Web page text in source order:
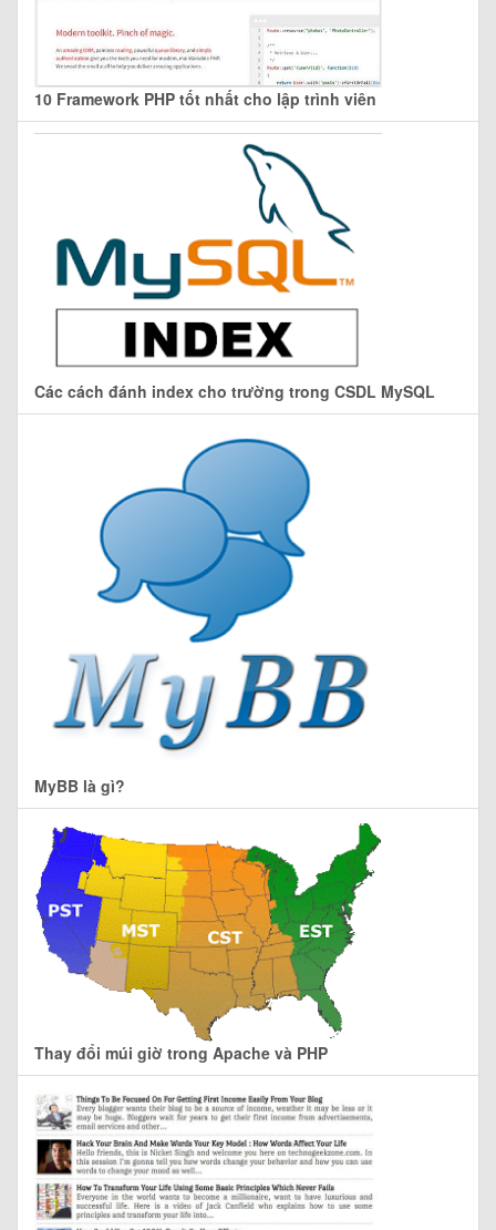
10 Framework PHP tốt nhất cho lập trình viên
Các cách đánh index cho trường trong CSDL MySQL
MyBB là gì?
Thay đổi múi giờ trong Apache và PHP